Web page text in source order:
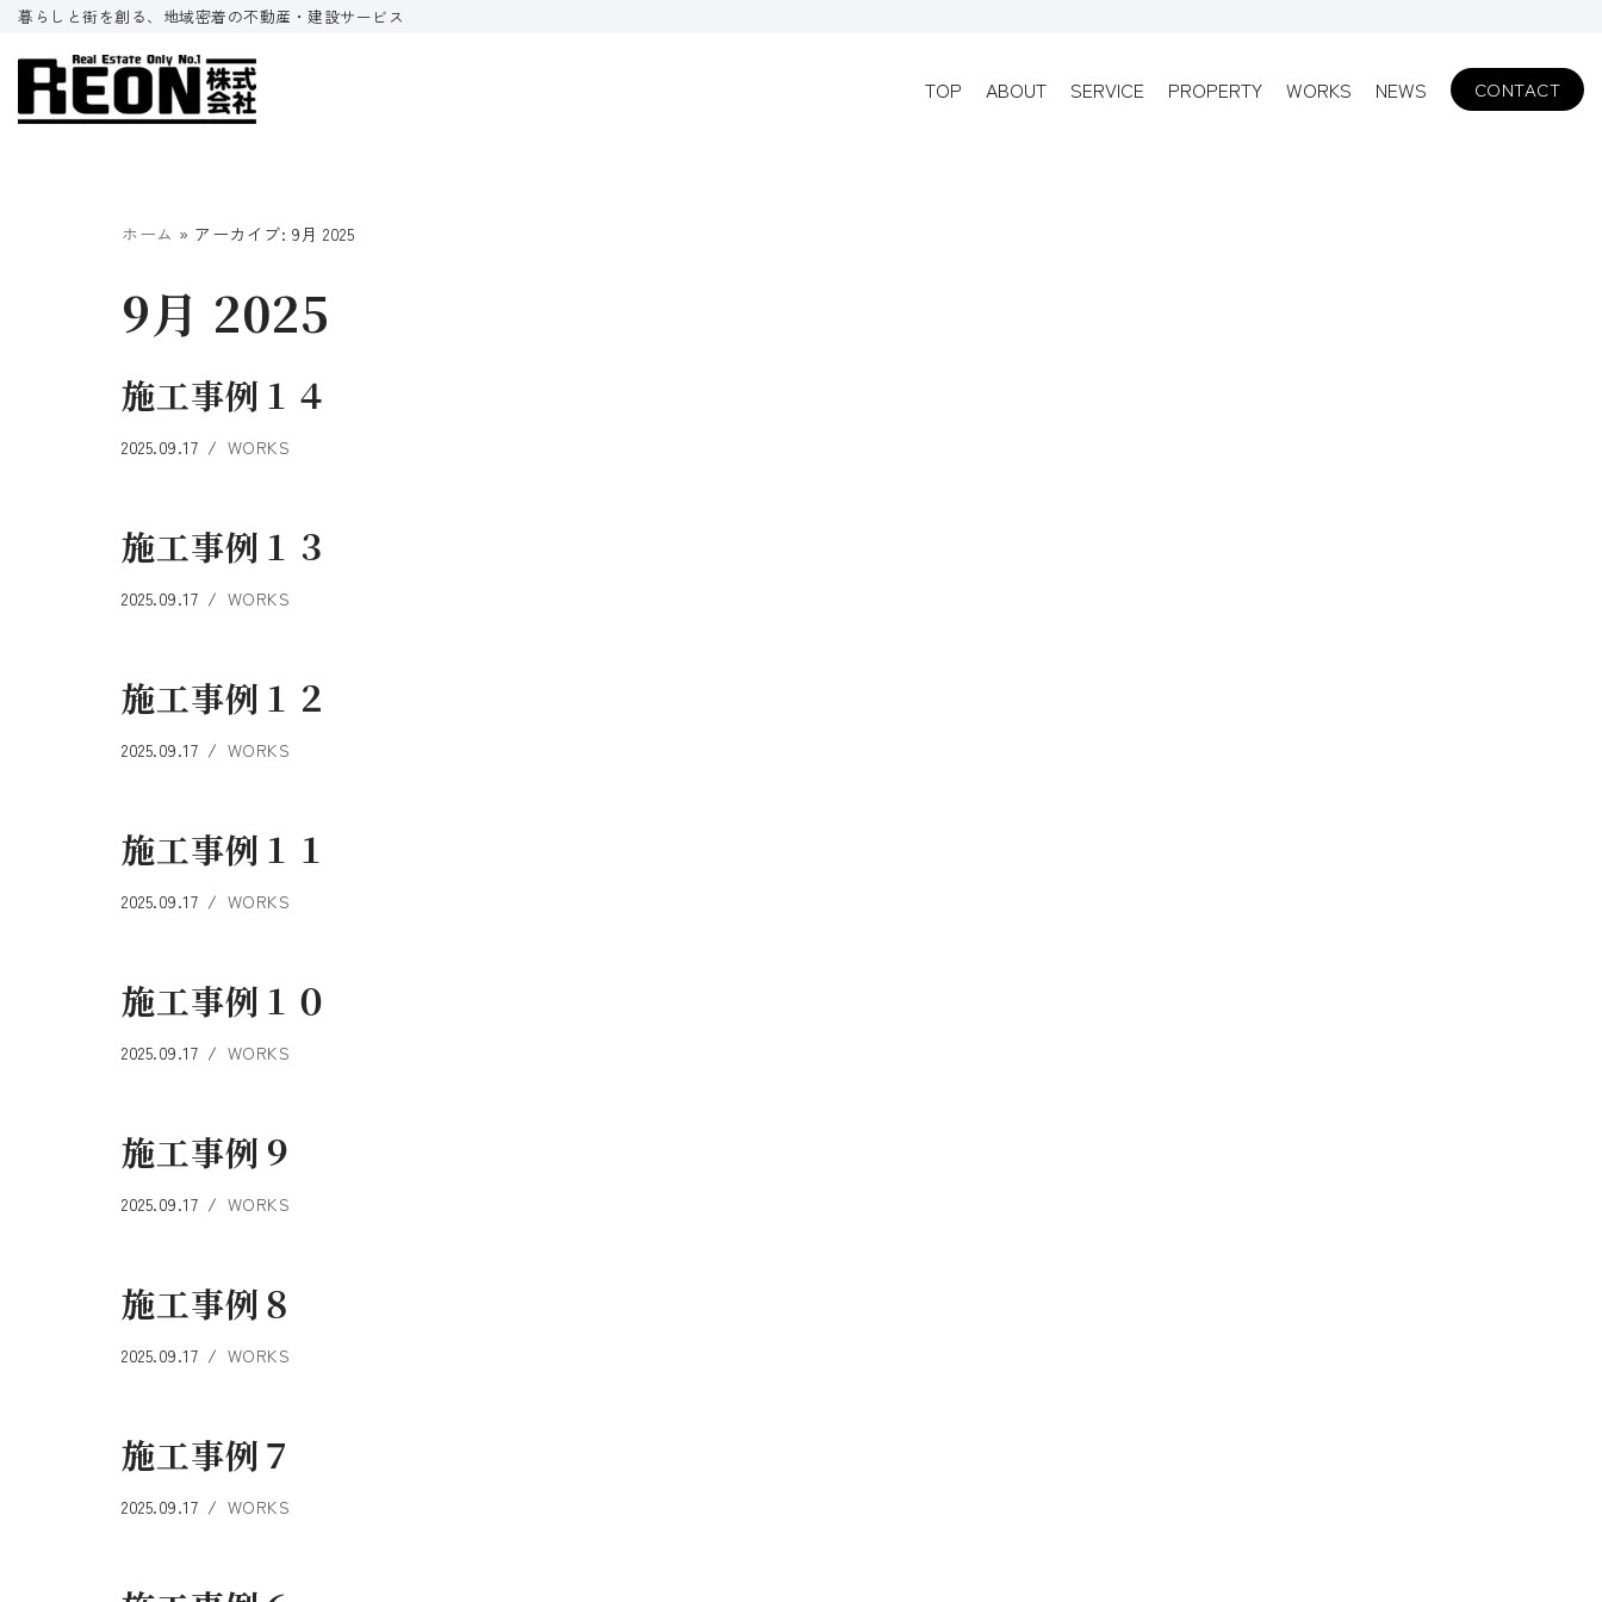
コ
ン
テ
暮らしと街を創る、地域密着の不動産・建設サービス
TOP ABOUT SERVICE PROPERTY WORKS NEWS CONTACT
ホーム » アーカイブ: 9月 2025
9月 2025
施工事例１４
2025.09.17 WORKS
施工事例１３
2025.09.17 WORKS
施工事例１２
2025.09.17 WORKS
施工事例１１
2025.09.17 WORKS
施工事例１０
2025.09.17 WORKS
施工事例９
2025.09.17 WORKS
施工事例８
2025.09.17 WORKS
施工事例７
2025.09.17 WORKS